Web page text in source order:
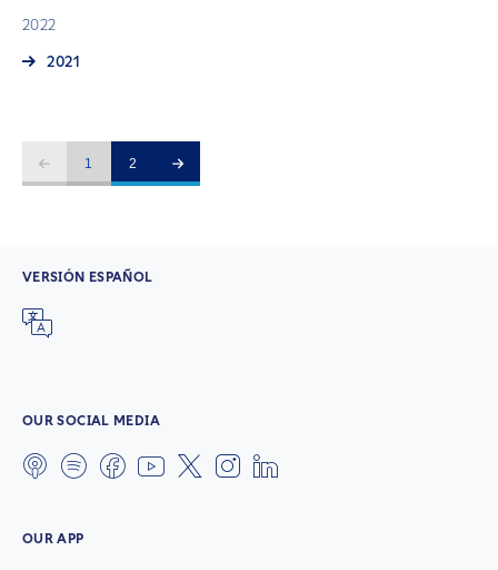
2022
2021
1 2
VERSIÓN ESPAÑOL
OUR SOCIAL MEDIA
OUR APP